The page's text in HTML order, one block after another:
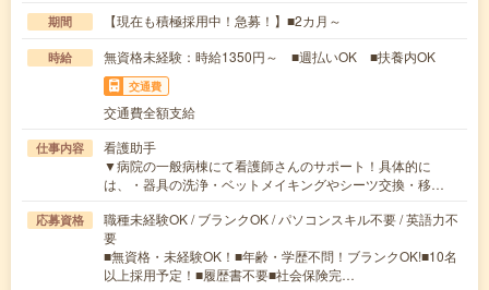
期間 【現在も積極採用中！急募！】■2カ月～
時給 無資格未経験：時給1350円～ ■週払いOK ■扶養内OK
交通費
交通費全額支給
仕事内容
看護助手
▼病院の一般病棟にて看護師さんのサポート！具体的に
は、・器具の洗浄・ベットメイキングやシーツ交換・移…
応募資格
職種未経験OK / ブランクOK / パソコンスキル不要 / 英語力不
要
■無資格・未経験OK！■年齢・学歴不問！ブランクOK!■10名
以上採用予定！■履歴書不要■社会保険完…